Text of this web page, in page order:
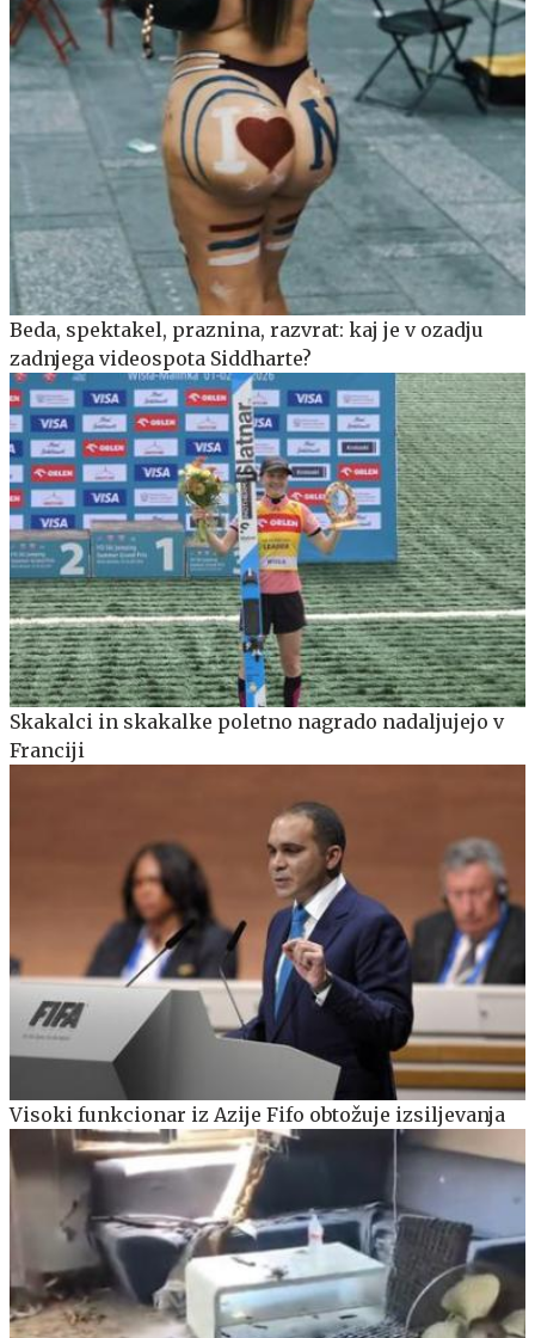
Beda, spektakel, praznina, razvrat: kaj je v ozadju
zadnjega videospota Siddharte?
Skakalci in skakalke poletno nagrado nadaljujejo v
Franciji
Visoki funkcionar iz Azije Fifo obtožuje izsiljevanja